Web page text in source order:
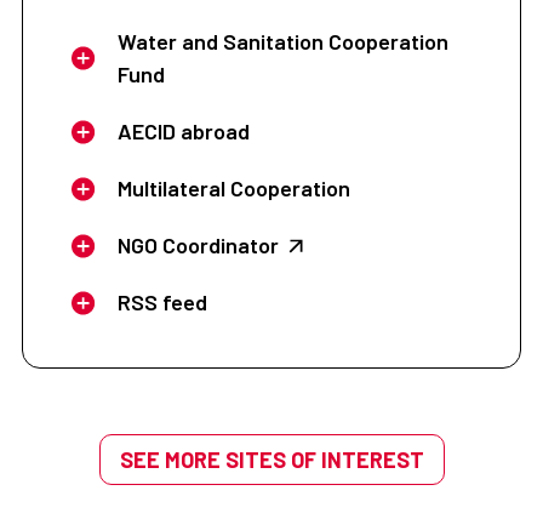
Water and Sanitation Cooperation
Fund
AECID abroad
Multilateral Cooperation
NGO Coordinator
RSS feed
SEE MORE SITES OF INTEREST